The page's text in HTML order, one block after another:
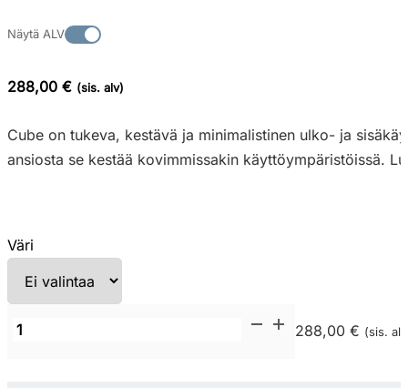
Näytä ALV
288,00 € (sis. alv)
Cube on tukeva, kestävä ja minimalistinen ulko- ja
ansiosta se kestää kovimmissakin käyttöympäristöissä.
Väri
Nardi
288,00 € (sis.